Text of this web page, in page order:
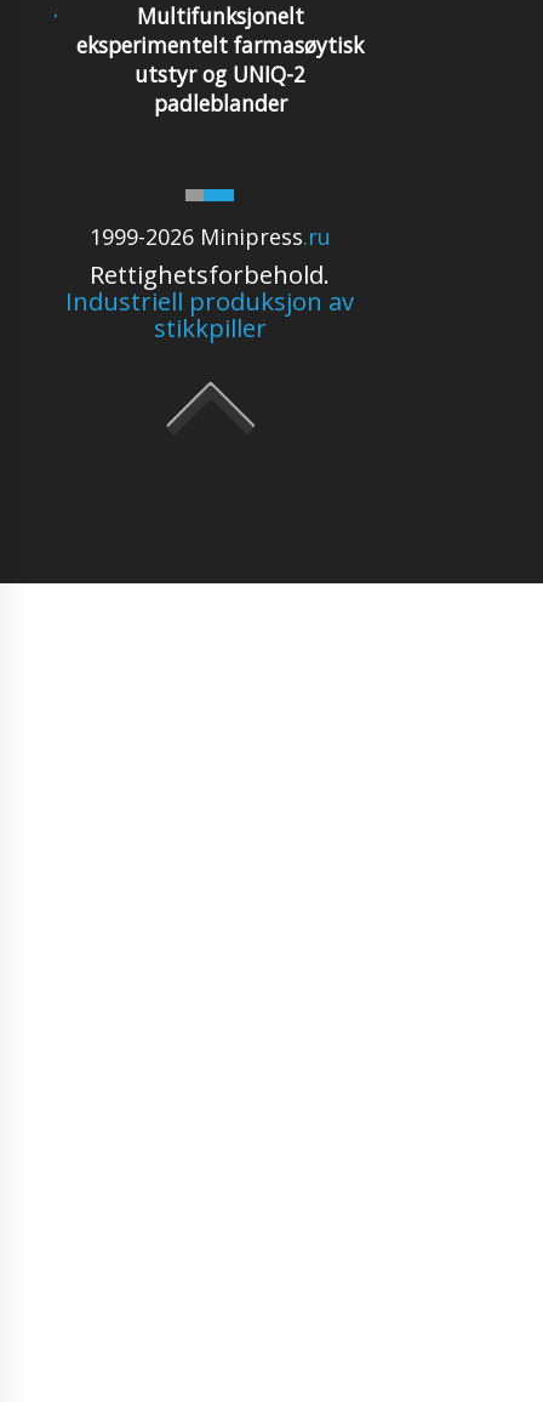
1999-2026 Minipress.ru
Rettighetsforbehold.
Industriell produksjon av
stikkpiller
Multifunksjonelt
eksperimentelt farmasøytisk
utstyr og UNIQ-2
padleblander